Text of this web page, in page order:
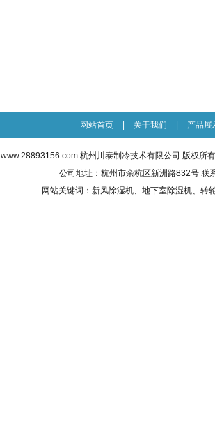
网站首页 关于我们 产品展
www.28893156.com 杭州川泰制冷技术有限公司 版权所
公司地址：杭州市余杭区新洲路832号
网站关键词： 新风除湿机、地下室除湿机、转